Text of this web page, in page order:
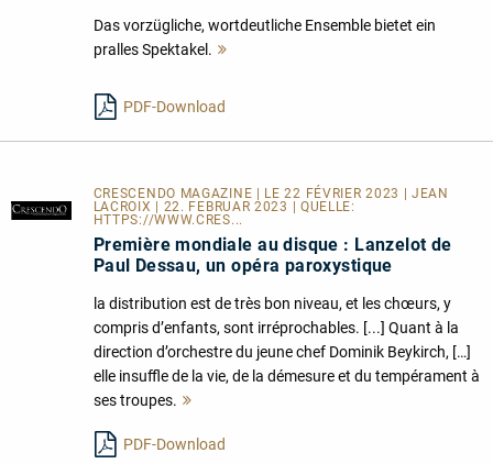
Das vorzügliche, wortdeutliche Ensemble bietet ein
pralles Spektakel.
PDF-Download
CRESCENDO MAGAZINE | LE 22 FÉVRIER 2023 | JEAN
LACROIX | 22. FEBRUAR 2023 | QUELLE:
HTTPS://WWW.CRES...
Première mondiale au disque : Lanzelot de
Paul Dessau, un opéra paroxystique
la distribution est de très bon niveau, et les chœurs, y
compris d’enfants, sont irréprochables. [...] Quant à la
direction d’orchestre du jeune chef Dominik Beykirch, […]
elle insuffle de la vie, de la démesure et du tempérament à
ses troupes.
PDF-Download